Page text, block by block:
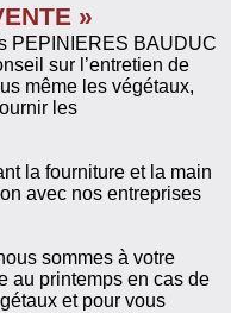
»
PEPINIERES BAUDUC
sur l’entretien de
même les végétaux,
les
la fourniture et la main
avec nos entreprises
sommes à votre
au printemps en cas de
et pour vous